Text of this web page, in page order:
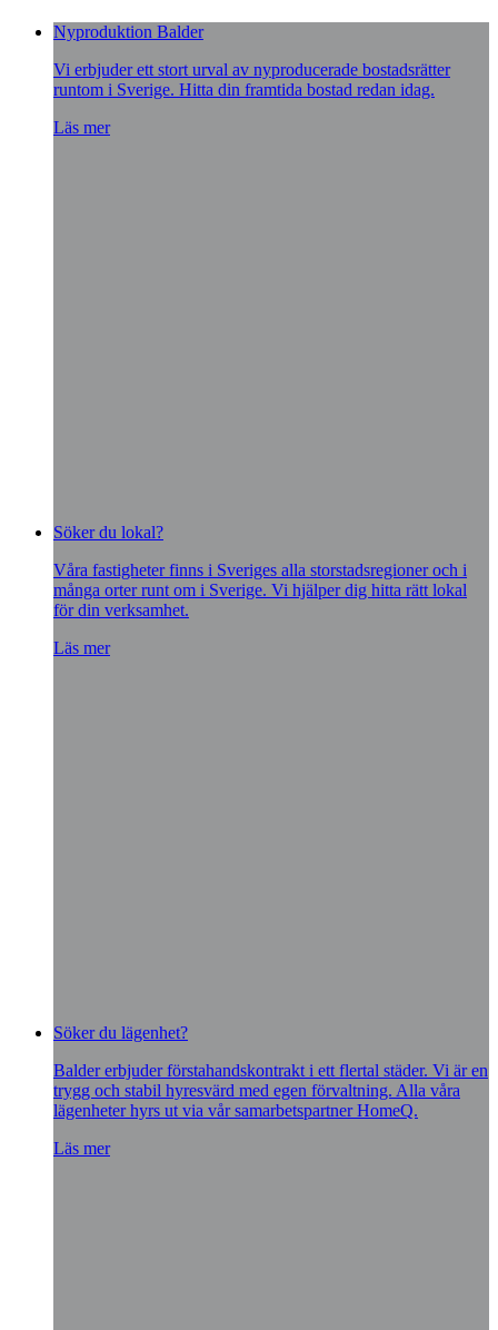
Nyproduktion Balder
Vi erbjuder ett stort urval av nyproducerade bostadsrätter
runtom i Sverige. Hitta din framtida bostad redan idag.
Läs mer
Söker du lokal?
Våra fastigheter finns i Sveriges alla storstadsregioner och i
många orter runt om i Sverige. Vi hjälper dig hitta rätt lokal
för din verksamhet.
Läs mer
Söker du lägenhet?
Balder erbjuder förstahandskontrakt i ett flertal städer. Vi är en
trygg och stabil hyresvärd med egen förvaltning. Alla våra
lägenheter hyrs ut via vår samarbetspartner HomeQ.
Läs mer